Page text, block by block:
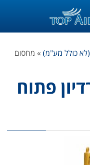
כולל מע"מ) » מחסום
פתוח